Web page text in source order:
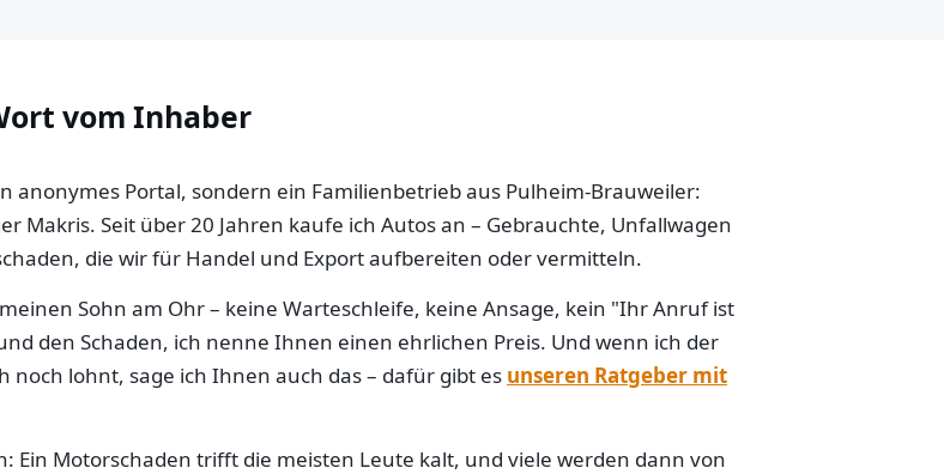
vom Inhaber
anonymes Portal, sondern ein Familienbetrieb aus Pulheim-Brauweiler:
Makris. Seit über 20 Jahren kaufe ich Autos an – Gebrauchte, Unfallwagen
die wir für Handel und Export aufbereiten oder vermitteln.
Sohn am Ohr – keine Warteschleife, keine Ansage, kein "Ihr Anruf ist
den Schaden, ich nenne Ihnen einen ehrlichen Preis. Und wenn ich der
noch lohnt, sage ich Ihnen auch das – dafür gibt es unseren Ratgeber mit
Ein Motorschaden trifft die meisten Leute kalt, und viele werden dann von